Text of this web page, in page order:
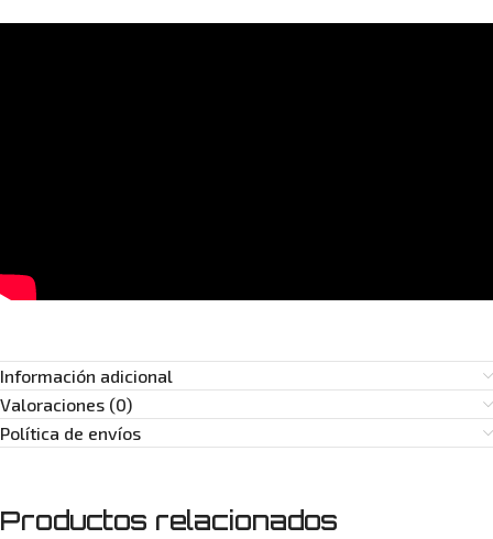
Información adicional
Valoraciones (0)
Política de envíos
Productos relacionados